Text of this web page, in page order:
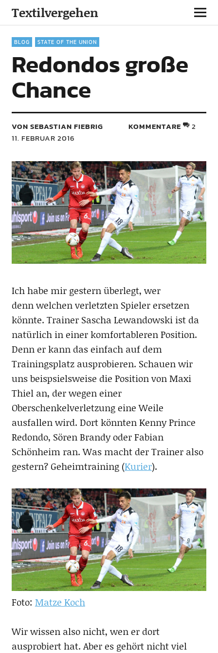
Textilvergehen
BLOG STATE OF THE UNION
Redondos große
Chance
VON SEBASTIAN FIEBRIG
11. FEBRUAR 2016
KOMMENTARE 2
Ich habe mir gestern überlegt, wer
denn welchen verletzten Spieler ersetzen
könnte. Trainer Sascha Lewandowski ist da
natürlich in einer komfortableren Position.
Denn er kann das einfach auf dem
Trainingsplatz ausprobieren. Schauen wir
uns beispsielsweise die Position von Maxi
Thiel an, der wegen einer
Oberschenkelverletzung eine Weile
ausfallen wird. Dort könnten Kenny Prince
Redondo, Sören Brandy oder Fabian
Schönheim ran. Was macht der Trainer also
gestern? Geheimtraining (Kurier).
Foto: Matze Koch
Wir wissen also nicht, wen er dort
ausprobiert hat. Aber es gehört nicht viel